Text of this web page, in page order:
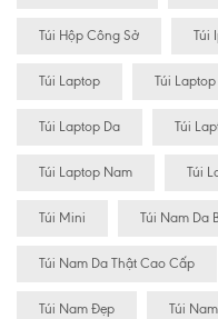
Túi Hộp Công Sở Túi
Túi Laptop Túi
Túi Laptop Da Túi
Túi Laptop Nam Túi
Túi Mini Túi Nam Da
Túi Nam Da Thật Cao Cấp
Túi Nam Đẹp Túi